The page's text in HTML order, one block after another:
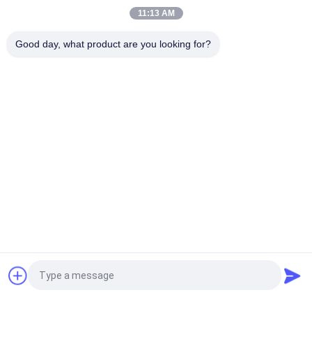
Präzisions-Mikroschrauben
Flachkopfmaschine Schrauben
den Einzelhandel mit günstigem
Preis
Fordern Sie ein Angebot
11:13 AM
Good day, what product are you looking for?